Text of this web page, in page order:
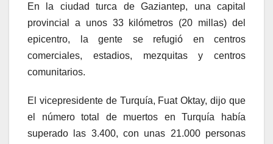
En la ciudad turca de Gaziantep, una capital
provincial a unos 33 kilómetros (20 millas) del
epicentro, la gente se refugió en centros
comerciales, estadios, mezquitas y centros
comunitarios.
El vicepresidente de Turquía, Fuat Oktay, dijo que
el número total de muertos en Turquía había
superado las 3.400, con unas 21.000 personas